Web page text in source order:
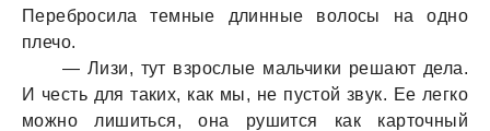
Перебросила темные длинные волосы на одно
плечо.
— Лизи, тут взрослые мальчики решают дела.
И честь для таких, как мы, не пустой звук. Ее легко
можно лишиться, она рушится как карточный